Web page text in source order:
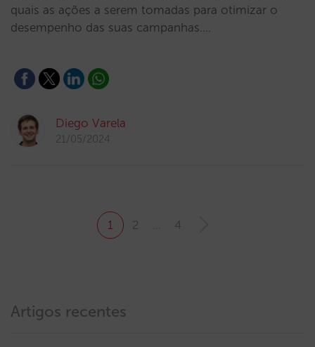
quais as ações a serem tomadas para otimizar o
desempenho das suas campanhas.…
Diego Varela
21/05/2024
1 2 4
Artigos recentes